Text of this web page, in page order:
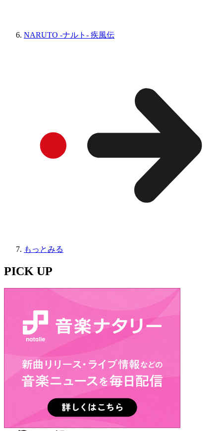
NARUTO -ナルト- 疾風伝
もっとみる
PICK UP